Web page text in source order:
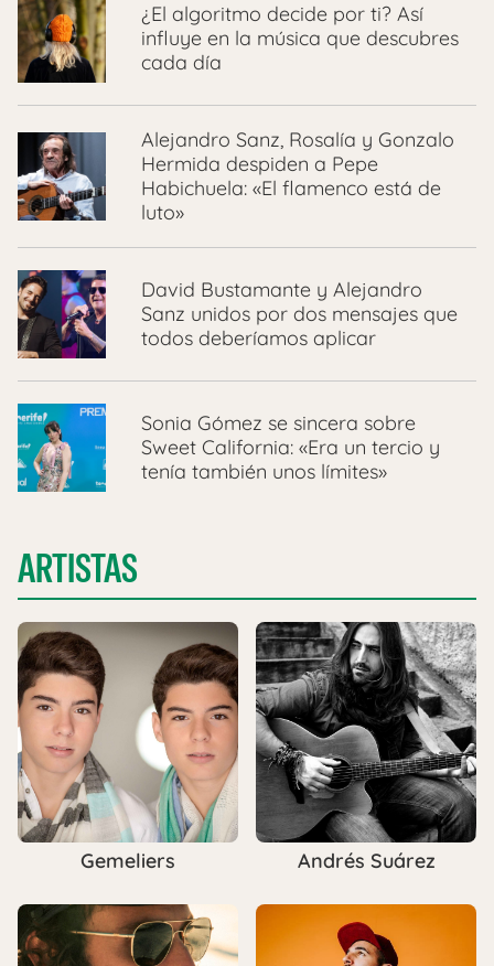
¿El algoritmo decide por ti? Así
influye en la música que descubres
cada día
Alejandro Sanz, Rosalía y Gonzalo
Hermida despiden a Pepe
Habichuela: «El flamenco está de
luto»
David Bustamante y Alejandro
Sanz unidos por dos mensajes que
todos deberíamos aplicar
Sonia Gómez se sincera sobre
Sweet California: «Era un tercio y
tenía también unos límites»
ARTISTAS
Gemeliers Andrés Suárez